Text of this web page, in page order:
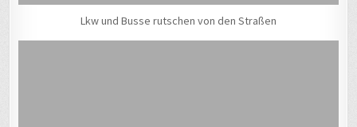
Lkw und Busse rutschen von den Straßen